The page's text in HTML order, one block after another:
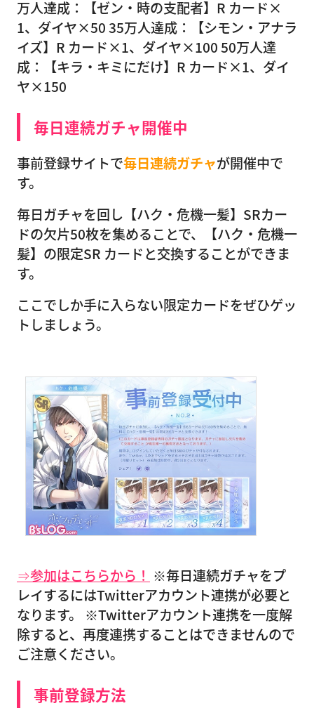
万人達成：【ゼン・時の支配者】R カード×
1、ダイヤ×50 35万人達成：【シモン・アナラ
イズ】R カード×1、ダイヤ×100 50万人達
成：【キラ・キミにだけ】R カード×1、ダイ
ヤ×150
毎日連続ガチャ開催中
事前登録サイトで毎日連続ガチャが開催中で
す。
毎日ガチャを回し【ハク・危機一髪】SRカー
ドの欠片50枚を集めることで、【ハク・危機一
髪】の限定SR カードと交換することができま
す。
ここでしか手に入らない限定カードをぜひゲッ
トしましょう。
⇒参加はこちらから！ ※毎日連続ガチャをプ
レイするにはTwitterアカウント連携が必要と
なります。 ※Twitterアカウント連携を一度解
除すると、再度連携することはできませんので
ご注意ください。
事前登録方法